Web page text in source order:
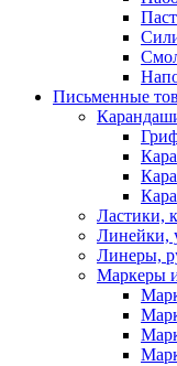
Письменные
Ластики,
Линейки,
Линеры,
Маркеры